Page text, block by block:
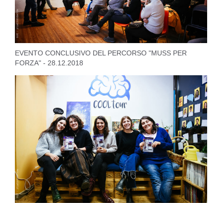
EVENTO CONCLUSIVO DEL PERCORSO "MUSS PER
FORZA" - 28.12.2018